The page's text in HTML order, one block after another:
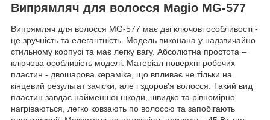
Випрямляч для волосся Magio MG-577
Випрямляч для волосся MG-577 має дві ключові особливості -
це зручність та елегантність. Модель виконана у надзвичайно
стильному корпусі та має легку вагу. Абсолютна простота –
ключова особливість моделі. Матеріал поверхні робочих
пластин - двошарова кераміка, що впливає не тільки на
кінцевий результат зачіски, але і здоров'я волосся. Такий вид
пластин завдає найменшої шкоди, швидко та рівномірно
нагріваються, легко ковзають по волоссю та запобігають